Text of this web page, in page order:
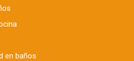
en baños